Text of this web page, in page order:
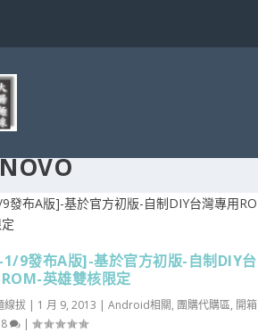
NOVO
9發布A版]-基於官方初版-自制DIY台
英雄雙核限定
線拔 | 1 月 9, 2013 |Android相關, 團購代購區, 開箱
8 |